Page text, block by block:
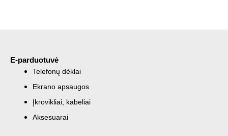
E-parduotuvė
Telefonų dėklai
Ekrano apsaugos
Įkrovikliai, kabeliai
Aksesuarai